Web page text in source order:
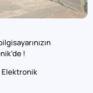
!
Elektronik